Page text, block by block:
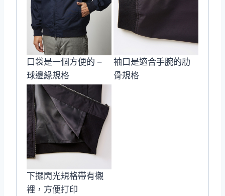
口袋是一個方便的 –
球邊緣規格
袖口是適合手腕的肋
骨規格
下擺閃光規格帶有襯
裡，方便打印